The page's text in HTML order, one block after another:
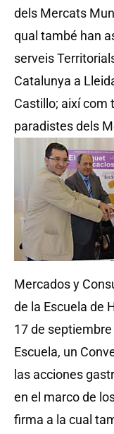
dels Mercats
qual també han
serveis
Catalunya a
Castillo; així com
paradistes dels
Mercados y
de la Escuela de
17 de
Escuela, un
las acciones
en el marco de
firma a la cual